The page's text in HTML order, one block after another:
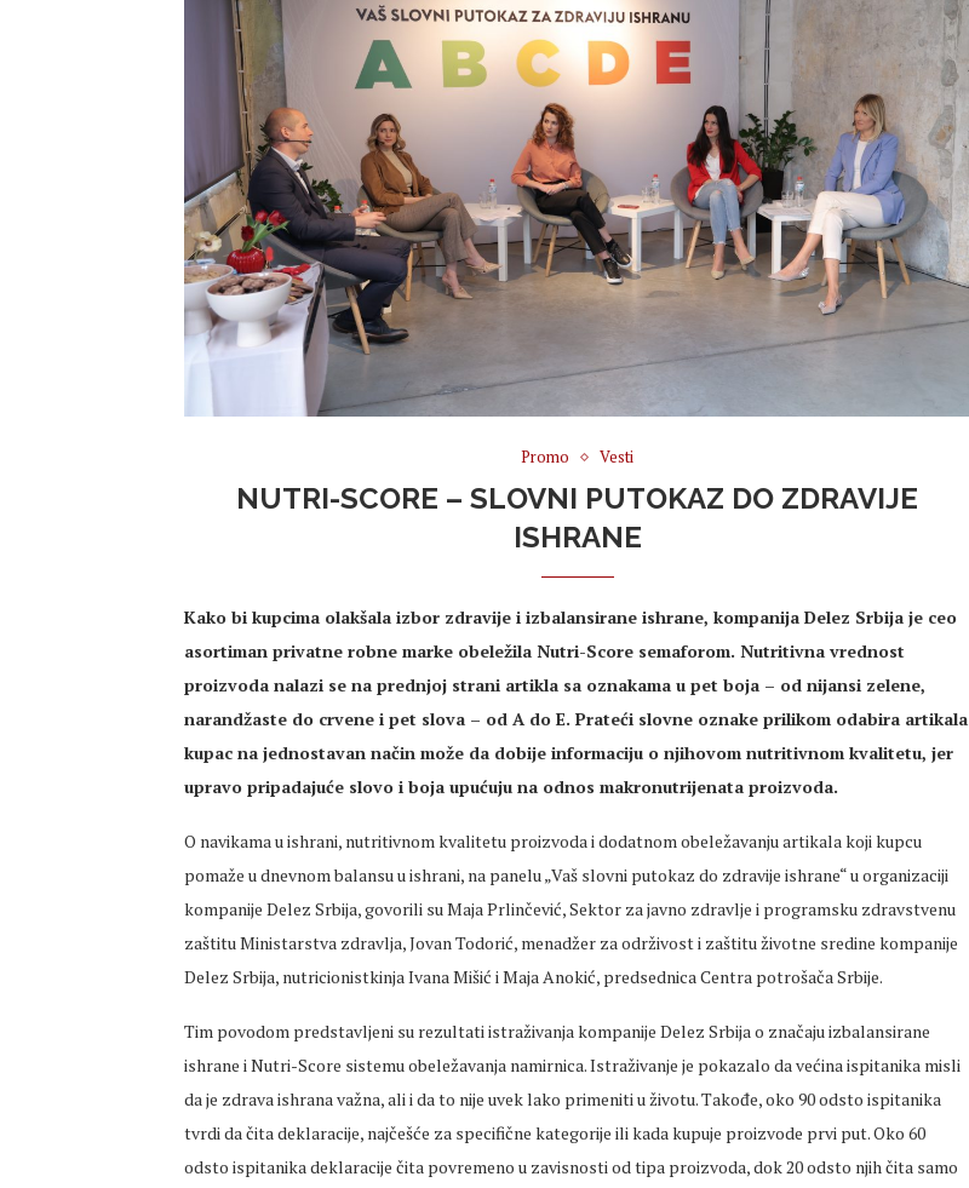
Promo Vesti
NUTRI-SCORE – SLOVNI PUTOKAZ DO ZDRAVIJE
ISHRANE
Kako bi kupcima olakšala izbor zdravije i izbalansirane ishrane, kompanija Delez Srbija je ceo
asortiman privatne robne marke obeležila Nutri-Score semaforom. Nutritivna vrednost
proizvoda nalazi se na prednjoj strani artikla sa oznakama u pet boja – od nijansi zelene,
narandžaste do crvene i pet slova – od A do E. Prateći slovne oznake prilikom odabira artikala
kupac na jednostavan način može da dobije informaciju o njihovom nutritivnom kvalitetu, jer
upravo pripadajuće slovo i boja upućuju na odnos makronutrijenata proizvoda.
O navikama u ishrani, nutritivnom kvalitetu proizvoda i dodatnom obeležavanju artikala koji kupcu
pomaže u dnevnom balansu u ishrani, na panelu „Vaš slovni putokaz do zdravije ishrane“ u organizaciji
kompanije Delez Srbija, govorili su Maja Prlinčević, Sektor za javno zdravlje i programsku zdravstvenu
zaštitu Ministarstva zdravlja, Jovan Todorić, menadžer za održivost i zaštitu životne sredine kompanije
Delez Srbija, nutricionistkinja Ivana Mišić i Maja Anokić, predsednica Centra potrošača Srbije.
Tim povodom predstavljeni su rezultati istraživanja kompanije Delez Srbija o značaju izbalansirane
ishrane i Nutri-Score sistemu obeležavanja namirnica. Istraživanje je pokazalo da većina ispitanika misli
da je zdrava ishrana važna, ali i da to nije uvek lako primeniti u životu. Takođe, oko 90 odsto ispitanika
tvrdi da čita deklaracije, najčešće za specifične kategorije ili kada kupuje proizvode prvi put. Oko 60
odsto ispitanika deklaracije čita povremeno u zavisnosti od tipa proizvoda, dok 20 odsto njih čita samo